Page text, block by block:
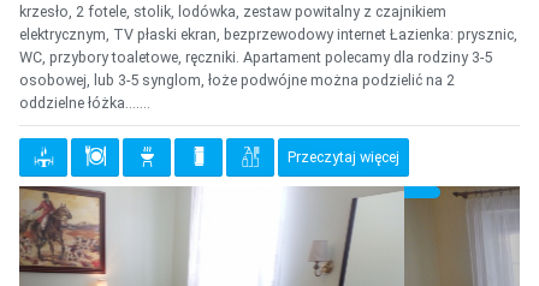
krzesło, 2 fotele, stolik, lodówka, zestaw powitalny z czajnikiem
elektrycznym, TV płaski ekran, bezprzewodowy internet Łazienka: prysznic,
WC, przybory toaletowe, ręczniki. Apartament polecamy dla rodziny 3-5
osobowej, lub 3-5 synglom, łoże podwójne można podzielić na 2
oddzielne łóżka.......
Przeczytaj więcej
{clt_left} 1 Wybierz
{clt_previous}